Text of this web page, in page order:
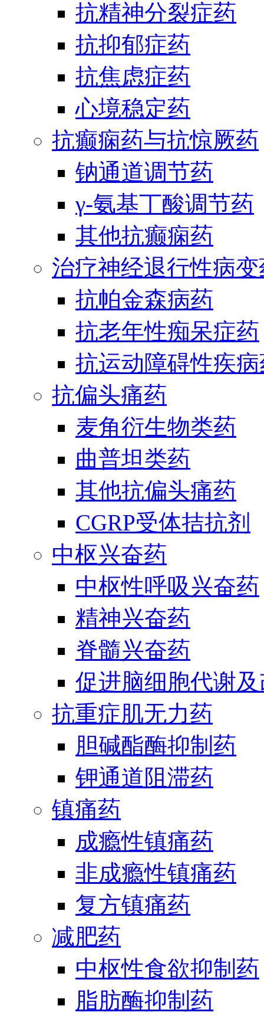
抗精神分裂症药
抗抑郁症药
抗焦虑症药
心境稳定药
抗癫痫药与抗惊厥药
钠通道调节药
γ-氨基丁酸调节药
其他抗癫痫药
治疗神经退行性病
抗帕金森病药
抗老年性痴呆症药
抗运动障碍性疾
抗偏头痛药
麦角衍生物类药
曲普坦类药
其他抗偏头痛药
CGRP受体拮抗剂
中枢兴奋药
中枢性呼吸兴奋药
精神兴奋药
脊髓兴奋药
促进脑细胞代谢
抗重症肌无力药
胆碱酯酶抑制药
钾通道阻滞药
镇痛药
成瘾性镇痛药
非成瘾性镇痛药
复方镇痛药
减肥药
中枢性食欲抑制药
脂肪酶抑制药